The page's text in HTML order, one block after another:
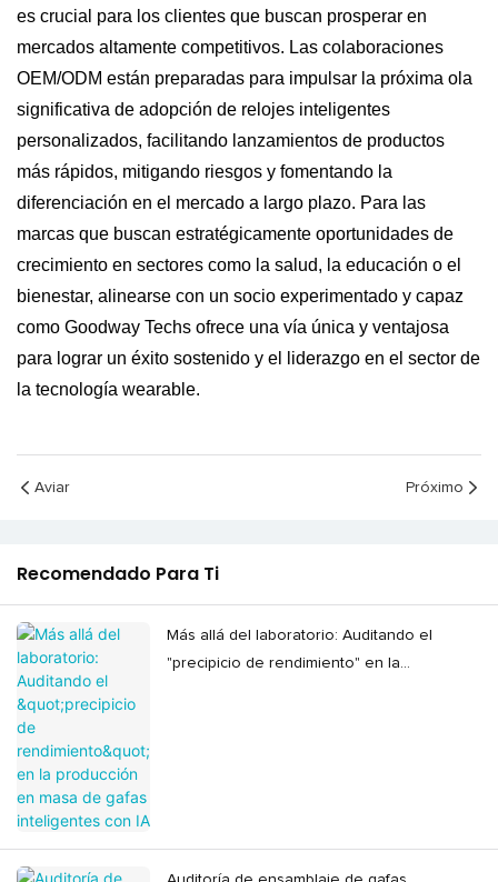
es crucial para los clientes que buscan prosperar en
mercados altamente competitivos. Las colaboraciones
OEM/ODM están preparadas para impulsar la próxima ola
significativa de adopción de relojes inteligentes
personalizados, facilitando lanzamientos de productos
más rápidos, mitigando riesgos y fomentando la
diferenciación en el mercado a largo plazo. Para las
marcas que buscan estratégicamente oportunidades de
crecimiento en sectores como la salud, la educación o el
bienestar, alinearse con un socio experimentado y capaz
como Goodway Techs ofrece una vía única y ventajosa
para lograr un éxito sostenido y el liderazgo en el sector de
la tecnología wearable.
Aviar Próximo
Recomendado Para Ti
Más allá del laboratorio: Auditando el
"precipicio de rendimiento" en la